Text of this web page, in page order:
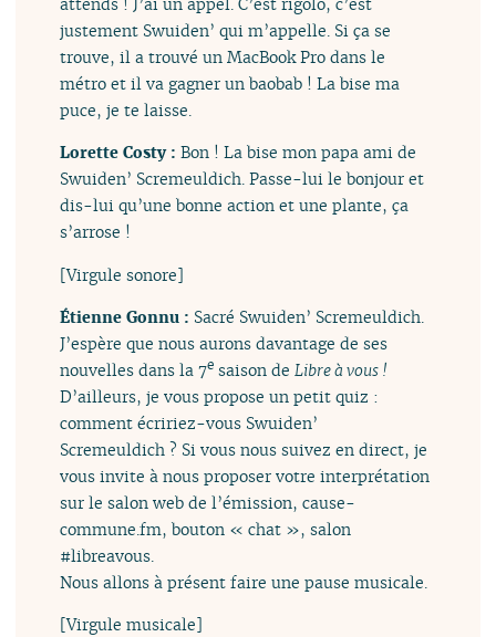
justement Swuiden’ qui m’appelle. Si ça se
trouve, il a trouvé un MacBook Pro dans le
métro et il va gagner un baobab ! La bise ma
puce, je te laisse.
Lorette Costy :Bon ! La bise mon papa ami de
Swuiden’ Scremeuldich. Passe-lui le bonjour et
dis-lui qu’une bonne action et une plante, ça
s’arrose !
[Virgule sonore]
Étienne Gonnu : Sacré Swuiden’ Scremeuldich.
J’espère que nous aurons davantage de ses
nouvelles dans la 7e saison deLibre à vous !
D’ailleurs, je vous propose un petit quiz :
comment écririez-vous Swuiden’
Scremeuldich ? Si vous nous suivez en direct, je
vous invite à nous proposer votre interprétation
sur le salon web de l’émission, cause-
commune.fm, bouton « chat », salon
#libreavous.
Nous allons à présent faire une pause musicale.
[Virgule musicale]